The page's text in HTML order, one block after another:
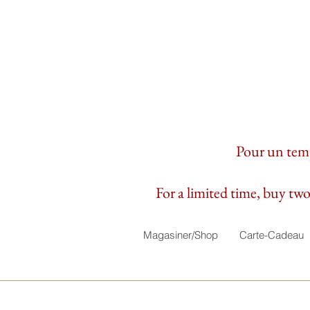
Pour un
For a limited time, buy
Magasiner/Shop Carte-Cadeau